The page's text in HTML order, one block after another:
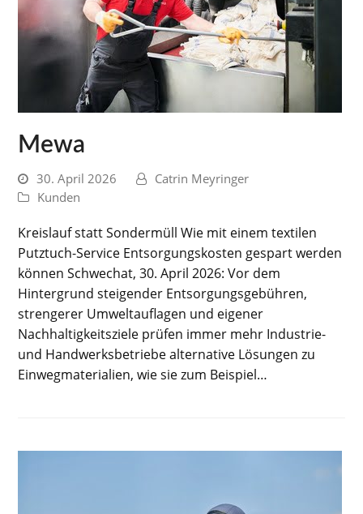
Mewa
30. April 2026
Catrin Meyringer
Kunden
Kreislauf statt Sondermüll Wie mit einem textilen
Putztuch-Service Entsorgungskosten gespart werden
können Schwechat, 30. April 2026: Vor dem
Hintergrund steigender Entsorgungsgebühren,
strengerer Umweltauflagen und eigener
Nachhaltigkeitsziele prüfen immer mehr Industrie-
und Handwerksbetriebe alternative Lösungen zu
Einwegmaterialien, wie sie zum Beispiel…